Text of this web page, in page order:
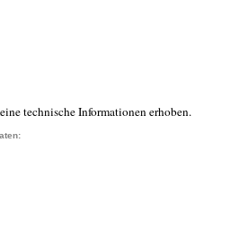
technische Informationen erhoben.